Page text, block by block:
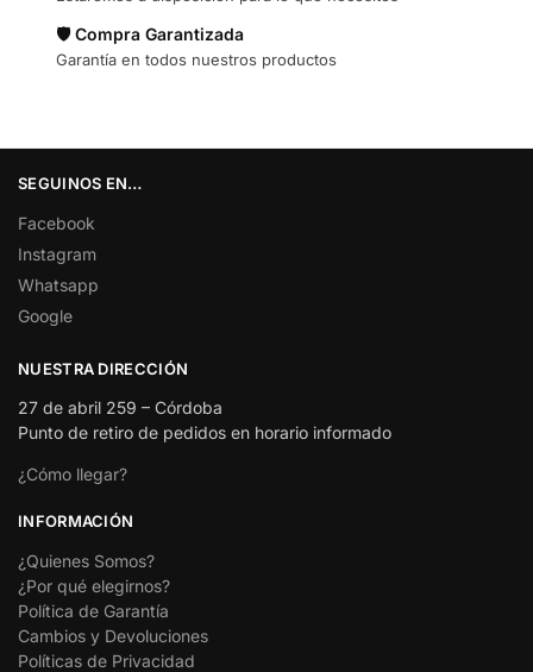
🛡️ Compra Garantizada
Garantía en todos nuestros productos
SEGUINOS EN…
Facebook
Instagram
Whatsapp
Google
NUESTRA DIRECCIÓN
27 de abril 259 – Córdoba
Punto de retiro de pedidos en horario informado
¿Cómo llegar?
INFORMACIÓN
¿Quienes Somos?
¿Por qué elegirnos?
Política de Garantía
Cambios y Devoluciones
Políticas de Privacidad